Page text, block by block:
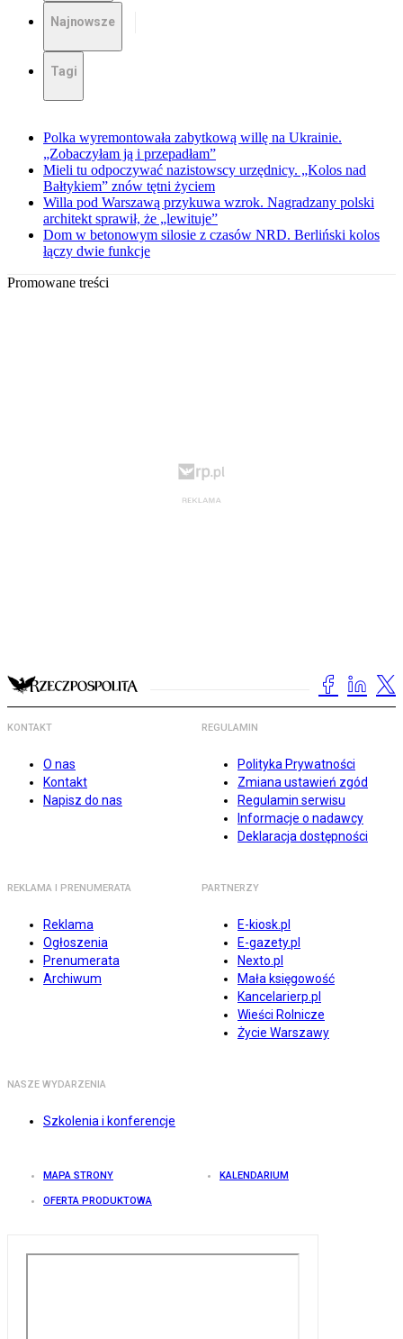
Najnowsze
Tagi
Polka wyremontowała zabytkową willę na Ukrainie.
„Zobaczyłam ją i przepadłam”
Mieli tu odpoczywać nazistowscy urzędnicy. „Kolos nad
Bałtykiem” znów tętni życiem
Willa pod Warszawą przykuwa wzrok. Nagradzany polski
architekt sprawił, że „lewituje”
Dom w betonowym silosie z czasów NRD. Berliński kolos
łączy dwie funkcje
Promowane treści
KONTAKT
O nas
Kontakt
Napisz do nas
REGULAMIN
Polityka Prywatności
Zmiana ustawień zgód
Regulamin serwisu
Informacje o nadawcy
Deklaracja dostępności
REKLAMA I PRENUMERATA
Reklama
Ogłoszenia
Prenumerata
Archiwum
PARTNERZY
E-kiosk.pl
E-gazety.pl
Nexto.pl
Mała księgowość
Kancelarierp.pl
Wieści Rolnicze
Życie Warszawy
NASZE WYDARZENIA
Szkolenia i konferencje
MAPA STRONY KALENDARIUM
OFERTA PRODUKTOWA